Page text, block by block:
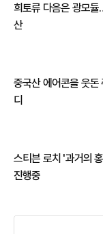
희토류 다음은 광모
산
중국산 에어콘을 웃돈
디
스티븐 로치 '과거의
진행중